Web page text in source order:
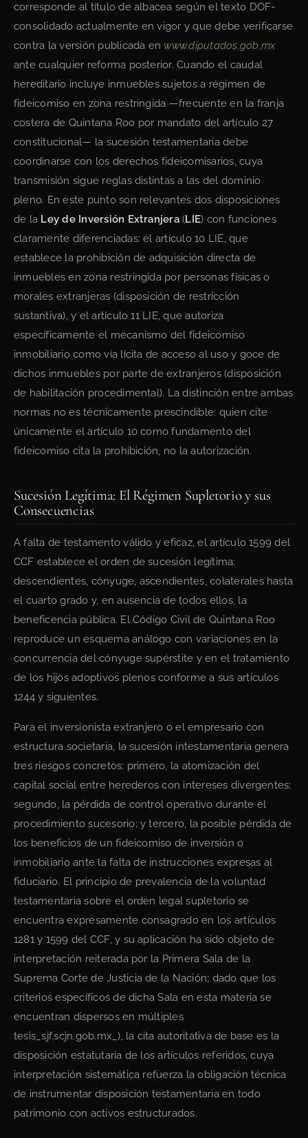
corresponde al título de albacea según el texto DOF-
consolidado actualmente en vigor y que debe verificarse
contra la versión publicada en www.diputados.gob.mx
ante cualquier reforma posterior. Cuando el caudal
hereditario incluye inmuebles sujetos a régimen de
fideicomiso en zona restringida —frecuente en la franja
costera de Quintana Roo por mandato del artículo 27
constitucional— la sucesión testamentaria debe
coordinarse con los derechos fideicomisarios, cuya
transmisión sigue reglas distintas a las del dominio
pleno. En este punto son relevantes dos disposiciones
de la Ley de Inversión Extranjera(LIE) con funciones
claramente diferenciadas: el artículo 10 LIE, que
establece la prohibición de adquisición directa de
inmuebles en zona restringida por personas físicas o
morales extranjeras (disposición de restricción
sustantiva), y el artículo 11 LIE, que autoriza
específicamente el mecanismo del fideicomiso
inmobiliario como vía lícita de acceso al uso y goce de
dichos inmuebles por parte de extranjeros (disposición
de habilitación procedimental). La distinción entre ambas
normas no es técnicamente prescindible: quien cite
únicamente el artículo 10 como fundamento del
fideicomiso cita la prohibición, no la autorización.
Sucesión Legítima: El Régimen Supletorio y sus
Consecuencias
A falta de testamento válido y eficaz, el artículo 1599 del
CCF establece el orden de sucesión legítima:
descendientes, cónyuge, ascendientes, colaterales hasta
el cuarto grado y, en ausencia de todos ellos, la
beneficencia pública. El Código Civil de Quintana Roo
reproduce un esquema análogo con variaciones en la
concurrencia del cónyuge supérstite y en el tratamiento
de los hijos adoptivos plenos conforme a sus artículos
1244 y siguientes.
Para el inversionista extranjero o el empresario con
estructura societaria, la sucesión intestamentaria genera
tres riesgos concretos: primero, la atomización del
capital social entre herederos con intereses divergentes;
segundo, la pérdida de control operativo durante el
procedimiento sucesorio; y tercero, la posible pérdida de
los beneficios de un fideicomiso de inversión o
inmobiliario ante la falta de instrucciones expresas al
fiduciario. El principio de prevalencia de la voluntad
testamentaria sobre el orden legal supletorio se
encuentra expresamente consagrado en los artículos
1281 y 1599 del CCF, y su aplicación ha sido objeto de
interpretación reiterada por la Primera Sala de la
Suprema Corte de Justicia de la Nación; dado que los
criterios específicos de dicha Sala en esta materia se
encuentran dispersos en múltiples
tesis_sjf.scjn.gob.mx_), la cita autoritativa de base es la
disposición estatutaria de los artículos referidos, cuya
interpretación sistemática refuerza la obligación técnica
de instrumentar disposición testamentaria en todo
patrimonio con activos estructurados.